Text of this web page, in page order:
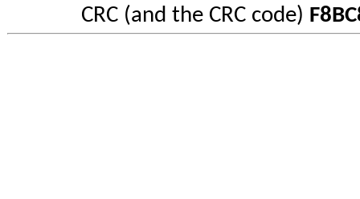
CRC (and the CRC code)